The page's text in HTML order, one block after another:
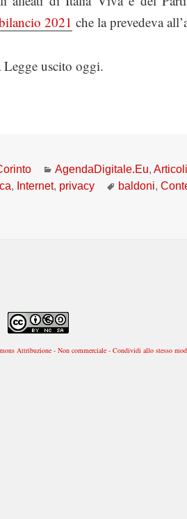
2021 che la prevedeva
uscito oggi.
Categorie
AgendaDigitale.Eu,Articoli
, Internet, privacy Tag
baldoni,
Attribuzione - Non commerciale - Condividi allo stesso